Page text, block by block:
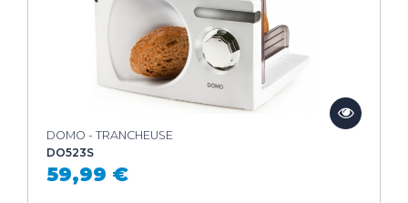
DOMO - TRANCHEUSE
DO523S
59,99 €